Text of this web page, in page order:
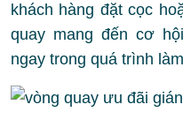
khách hàng đặt cọc
quay mang đến cơ
ngay trong quá trình